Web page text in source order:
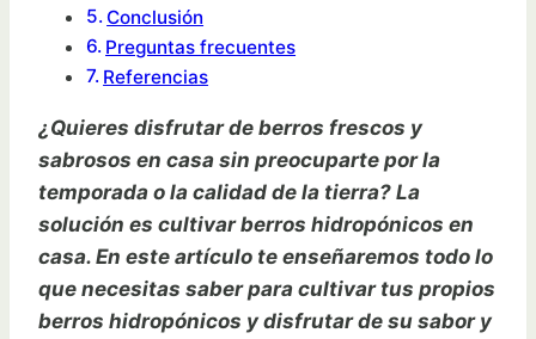
Conclusión
Preguntas frecuentes
Referencias
¿Quieres disfrutar de berros frescos y
sabrosos en casa sin preocuparte por la
temporada o la calidad de la tierra? La
solución es cultivar berros hidropónicos en
casa. En este artículo te enseñaremos todo lo
que necesitas saber para cultivar tus propios
berros hidropónicos y disfrutar de su sabor y